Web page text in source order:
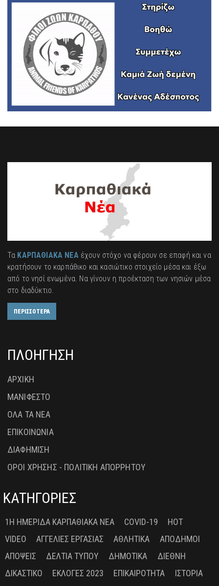
Τα ΚΑΡΠΑΘΙΑΚΑ ΝΕΑέχουν στόχο να φέρουν σε επαφή και να
κρατήσουν το καρπάθικο και κασιώτικο στοιχείο μέσα και έξω
από το νησί ενωμένα. Να γίνουν η προέκταση των νησιών μέσα
στο διαδύκτιο.
ΠΕΡΙΣΣΟΤΕΡΑ
ΠΛΟΗΓΗΣΗ
ΑΡΧΙΚΗ
ΜΑΝΙΦΕΣΤΟ
ΟΛΑ ΤΑ ΝΕΑ
ΕΠΙΚΟΙΝΩΝΙΑ
ΔΙΑΦΗΜΙΣΗ
ΟΡΟΙ ΧΡΗΣΗΣ - ΠΟΛΙΤΙΚΗ ΑΠΟΡΡΗΤΟΥ
ΚΑΤΗΓΟΡΙΕΣ
1Η ΗΜΕΡΊΔΑ ΚΑΡΠΑΘΙΑΚΆ ΝΈΑ COVID-19
HOT
VIDEO
ΑΓΓΕΛΊΕΣ ΕΡΓΑΣΊΑΣ ΑΘΛΗΤΙΚΆ
ΑΠΌΔΗΜΟΙ
ΑΠΌΨΕΙΣ
ΔΕΛΤΊΑ ΤΎΠΟΥ ΔΗΜΟΤΙΚΆ
ΔΙΕΘΝΉ
ΔΙΚΑΣΤΙΚΌ
ΕΚΛΟΓΈΣ 2023 ΕΠΙΚΑΙΡΌΤΗΤΑ
ΙΣΤΟΡΊΑ